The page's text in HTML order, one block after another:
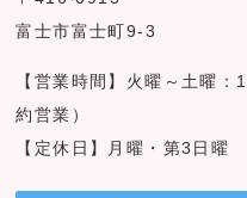
富士市富士町9-3
【営業時間】火曜～土曜
約営業）
【定休日】月曜・第3日曜